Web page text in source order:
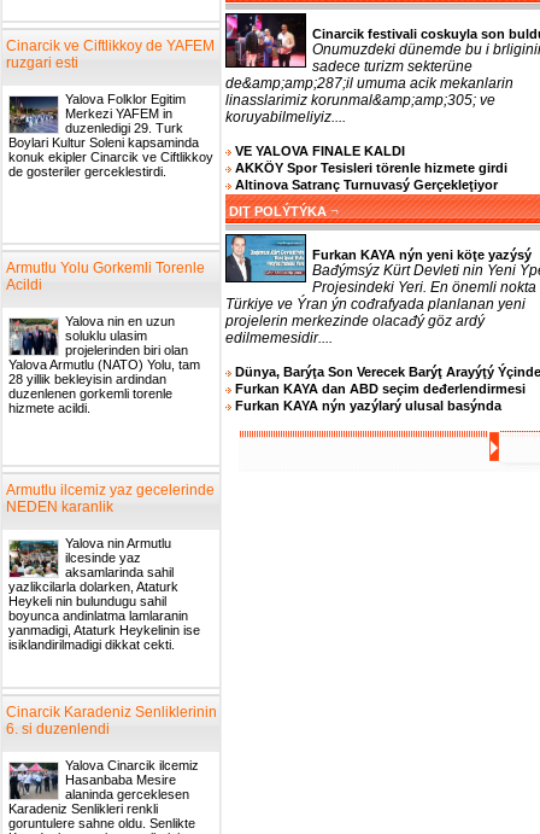
Cinarcik ve Ciftlikkoy de YAFEM
ruzgari esti
Yalova Folklor Egitim
Merkezi YAFEM in
duzenledigi 29. Turk
Boylari Kultur Soleni kapsaminda
konuk ekipler Cinarcik ve Ciftlikkoy
de gosteriler gerceklestirdi.
Armutlu Yolu Gorkemli Torenle
Acildi
Yalova nin en uzun
soluklu ulasim
projelerinden biri olan
Yalova Armutlu (NATO) Yolu, tam
28 yillik bekleyisin ardindan
duzenlenen gorkemli torenle
hizmete acildi.
Armutlu ilcemiz yaz gecelerinde
NEDEN karanlik
Yalova nin Armutlu
ilcesinde yaz
aksamlarinda sahil
yazlikcilarla dolarken, Ataturk
Heykeli nin bulundugu sahil
boyunca andinlatma lamlaranin
yanmadigi, Ataturk Heykelinin ise
isiklandirilmadigi dikkat cekti.
Cinarcik Karadeniz Senliklerinin
6. si duzenlendi
Yalova Cinarcik ilcemiz
Hasanbaba Mesire
alaninda gerceklesen
Karadeniz Senlikleri renkli
goruntulere sahne oldu. Senlikte
Cinarcik festivali coskuyla son
Onumuzdeki dünemde bu i
sadece turizm sekterüne
de&amp;amp;287;il umuma acik mekanlarin
linasslarimiz korunmal&amp;amp;305; ve
koruyabilmeliyiz....
VE YALOVA FINALE KALDI
AKKÖY Spor Tesisleri törenle hizmete girdi
Altinova Satranç Turnuvasý Gerçekleţiyor
DIŢ POLÝTÝKA ¬
Furkan KAYA nýn yeni köţe yazýsý
Bađýmsýz Kürt Devleti nin Yeni
Projesindeki Yeri. En önemli nokta
Türkiye ve Ýran ýn cođrafyada planlanan yeni
projelerin merkezinde olacađý göz ardý
edilmemesidir....
Dünya, Barýţa Son Verecek Barýţ Arayýţý Ýçinde
Furkan KAYA dan ABD seçim deđerlendirmesi
Furkan KAYA nýn yazýlarý ulusal basýnda